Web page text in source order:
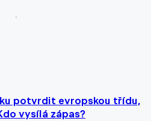
potvrdit evropskou třídu,
vysílá zápas?